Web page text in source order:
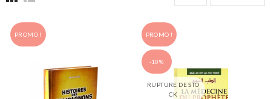
PROMO ! PROMO !
-10%
RUPTURE DE STO
CK